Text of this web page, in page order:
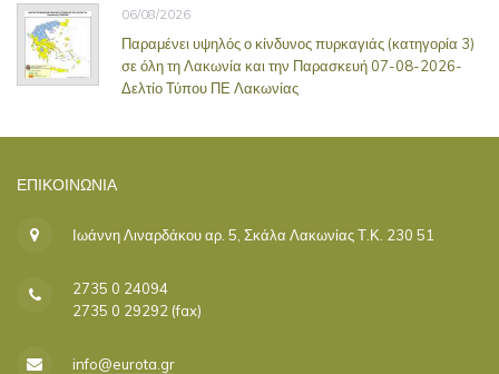
06/08/2026
Παραμένει υψηλός ο κίνδυνος πυρκαγιάς (κατηγορία 3)
σε όλη τη Λακωνία και την Παρασκευή 07-08-2026-
Δελτίο Τύπου ΠΕ Λακωνίας
ΕΠΙΚΟΙΝΩΝΊΑ
Ιωάννη Λιναρδάκου αρ. 5, Σκάλα Λακωνίας Τ.Κ. 230 51
2735 0 24094
2735 0 29292 (fax)
info@eurota.gr